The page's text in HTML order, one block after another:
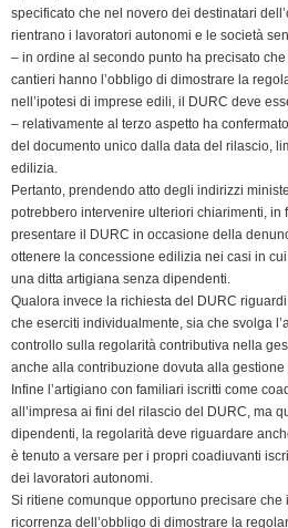
specificato che nel novero dei destinatari
rientrano i lavoratori autonomi e le società
– in ordine al secondo punto ha precisato
cantieri hanno l’obbligo di dimostrare la
nell’ipotesi di imprese edili, il DURC deve
– relativamente al terzo aspetto ha
del documento unico dalla data del rilascio,
edilizia.
Pertanto, prendendo atto degli indirizzi
potrebbero intervenire ulteriori chiarimenti, in
presentare il DURC in occasione della
ottenere la concessione edilizia nei casi in
una ditta artigiana senza dipendenti.
Qualora invece la richiesta del DURC
che eserciti individualmente, sia che svolga
controllo sulla regolarità contributiva nella
anche alla contribuzione dovuta alla
Infine l’artigiano con familiari iscritti come
all’impresa ai fini del rilascio del DURC, ma
dipendenti, la regolarità deve riguardare
è tenuto a versare per i propri coadiuvanti
dei lavoratori autonomi.
Si ritiene comunque opportuno precisare
ricorrenza dell’obbligo di dimostrare la